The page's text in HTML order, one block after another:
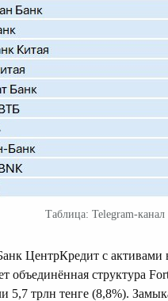
Таблица: Telegram-
ЦентрКредит с активами
объединённая структура
5,7 трлн тенге (8,8%).